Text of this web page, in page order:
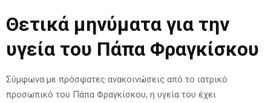
Θετικά μηνύματα για την
υγεία του Πάπα Φραγκίσκου
Σύμφωνα με πρόσφατες ανακοινώσεις από το ιατρικό
προσωπικό του Πάπα Φραγκίσκου, η υγεία του έχει